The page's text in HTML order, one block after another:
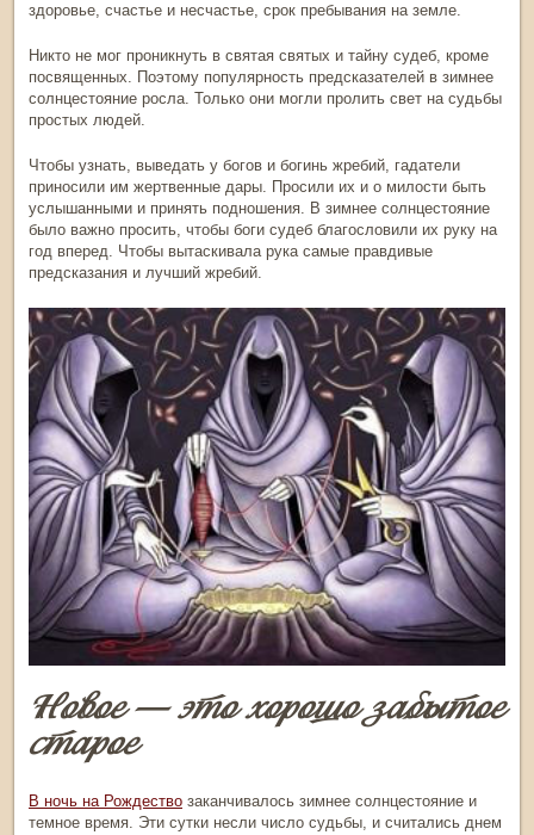
здоровье, счастье и несчастье, срок пребывания на земле.
Никто не мог проникнуть в святая святых и тайну судеб, кроме
посвященных. Поэтому популярность предсказателей в зимнее
солнцестояние росла. Только они могли пролить свет на судьбы
простых людей.
Чтобы узнать, выведать у богов и богинь жребий, гадатели
приносили им жертвенные дары. Просили их и о милости быть
услышанными и принять подношения. В зимнее солнцестояние
было важно просить, чтобы боги судеб благословили их руку на
год вперед. Чтобы вытаскивала рука самые правдивые
предсказания и лучший жребий.
Новое — это хорошо забытое
старое
В ночь на Рождество заканчивалось зимнее солнцестояние и
темное время. Эти сутки несли число судьбы, и считались днем